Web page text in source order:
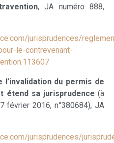
, JA numéro 888,
jurisprudences/
le-contrevenant-
du permis de
étend sa jurisprudence (à
février 2016, n°380684), JA
jurisprudences/